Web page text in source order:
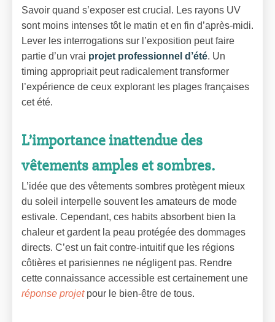
Savoir quand s’exposer est crucial. Les rayons UV
sont moins intenses tôt le matin et en fin d’après-midi.
Lever les interrogations sur l’exposition peut faire
partie d’un vrai projet professionnel d’été. Un
timing appropriait peut radicalement transformer
l’expérience de ceux explorant les plages françaises
cet été.
L’importance inattendue des
vêtements amples et sombres.
L’idée que des vêtements sombres protègent mieux
du soleil interpelle souvent les amateurs de mode
estivale. Cependant, ces habits absorbent bien la
chaleur et gardent la peau protégée des dommages
directs. C’est un fait contre-intuitif que les régions
côtières et parisiennes ne négligent pas. Rendre
cette connaissance accessible est certainement une
réponse projetpour le bien-être de tous.